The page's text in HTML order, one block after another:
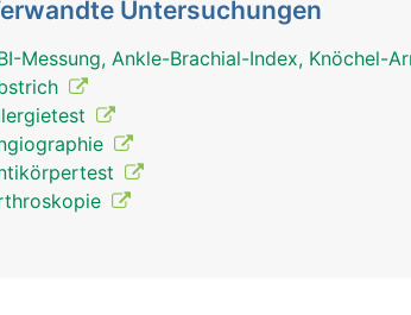
Untersuchungen
Messung, Ankle-Brachial-Index, Knöchel-